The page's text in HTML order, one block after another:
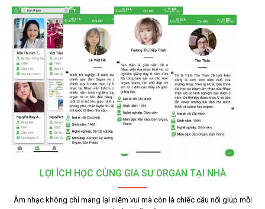
LỢI ÍCH HỌC CÙNG GIA SƯ ORGAN TẠI NHÀ
Âm nhạc không chỉ mang lại niềm vui mà còn là chiếc cầu nối giúp mỗi